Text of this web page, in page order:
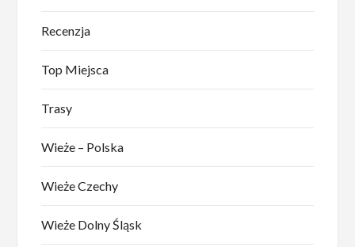
Recenzja
Top Miejsca
Trasy
Wieże – Polska
Wieże Czechy
Wieże Dolny Śląsk